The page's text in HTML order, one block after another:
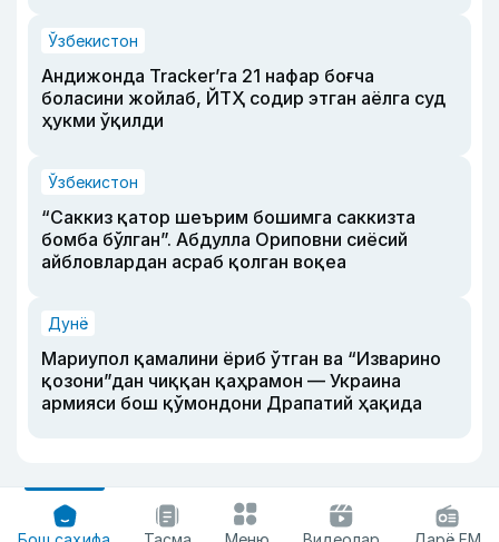
Ўзбекистон
Андижонда Tracker’га 21 нафар боғча
боласини жойлаб, ЙТҲ содир этган аёлга суд
ҳукми ўқилди
Ўзбекистон
“Саккиз қатор шеърим бошимга саккизта
бомба бўлган”. Абдулла Ориповни сиёсий
айбловлардан асраб қолган воқеа
Дунё
Мариупол қамалини ёриб ўтган ва “Изварино
қозони”дан чиққан қаҳрамон — Украина
армияси бош қўмондони Драпатий ҳақида